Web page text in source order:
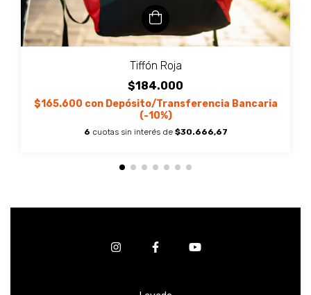
Tiffón Roja
$184.000
$165.600 con Depósito/Transferencia Bancaria
(-10%)
6 cuotas sin interés de $30.666,67